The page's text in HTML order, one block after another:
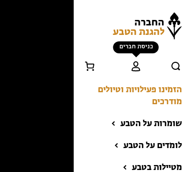
החברה
להגנת הטבע
כניסת חברים
הזמינו פעילויות וטיולים
מודרכים
שומרות על הטבע
לומדים על הטבע
מטיילות בטבע